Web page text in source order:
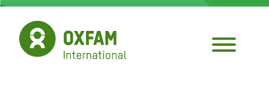
Pasar
contenido
principal